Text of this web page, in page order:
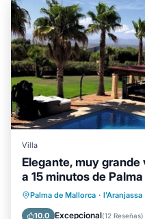
Villa
Elegante, muy
a 15 minutos de Palma
Palma de Mallorca · l'Aranjassa
10.0 Excepcional(12 Reseñas)
Piscina privada
Bañera de